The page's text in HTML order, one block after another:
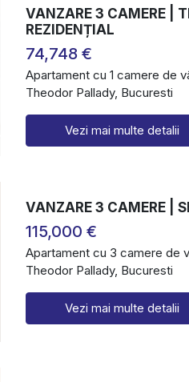
VANZARE 3 CAMERE |
REZIDENȚIAL
74,748 €
Apartament cu 1 camere de
Theodor Pallady, Bucuresti
Vezi mai multe detalii
VANZARE 3 CAMERE |
115,000 €
Apartament cu 3 camere de
Theodor Pallady, Bucuresti
Vezi mai multe detalii